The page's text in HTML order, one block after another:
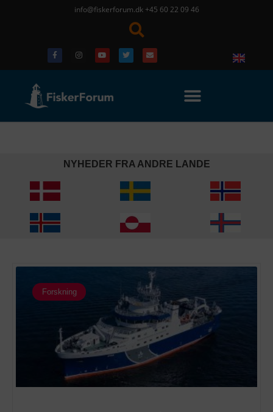
info@fiskerforum.dk +45 60 22 09 46
NYHEDER FRA ANDRE LANDE
Forskning